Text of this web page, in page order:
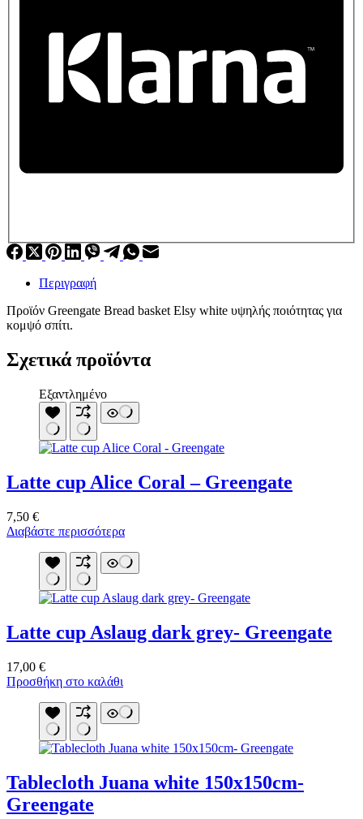
Περιγραφή
Προϊόν Greengate Bread basket Elsy white υψηλής ποιότητας για
κομψό σπίτι.
Σχετικά προϊόντα
Εξαντλημένο
Latte cup Alice Coral – Greengate
7,50 €
Διαβάστε περισσότερα
Latte cup Aslaug dark grey- Greengate
17,00 €
Προσθήκη στο καλάθι
Tablecloth Juana white 150x150cm-
Greengate